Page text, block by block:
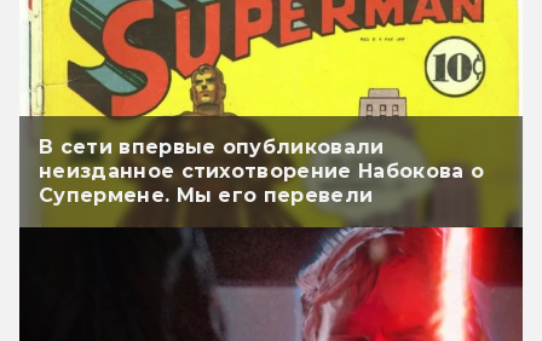
В сети впервые опубликовали
неизданное стихотворение Набокова о
Супермене. Мы его перевели